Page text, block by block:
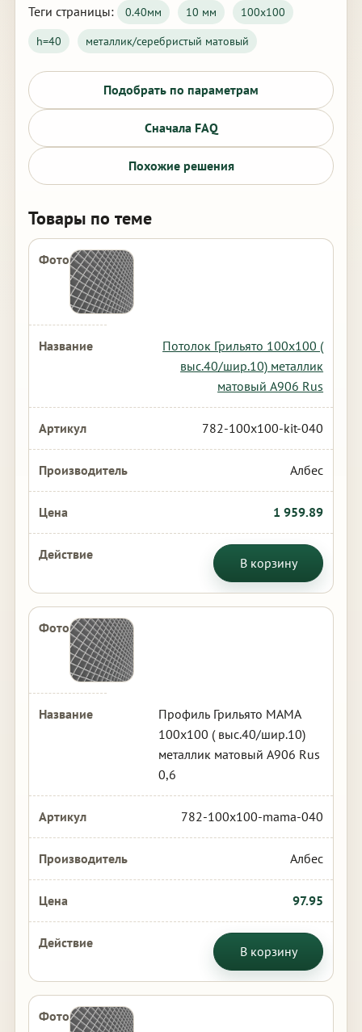
Теги страницы: 0.40мм 10 мм
100х100
h=40
металлик/серебристый матовый
Подобрать по параметрам
Сначала FAQ
Похожие решения
Товары по теме
Потолок Грильято 100х100 (
выс.40/шир.10) металлик
матовый А906 Rus
782-100x100-kit-040
Албес
1 959.89
В корзину
Профиль Грильято МАМА
100х100 ( выс.40/шир.10)
металлик матовый А906 Rus
0,6
782-100x100-mama-040
Албес
97.95
В корзину